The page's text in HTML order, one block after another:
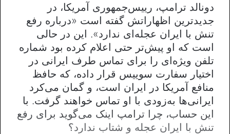
دونالد ترامپ، رییس‌جمهوری آمریکا، در
جدیدترین اظهاراتش گفته است «درباره رفع
تنش با ایران عجله‌ای ندارد». این در حالی
است که او پیش‌تر حتی اعلام کرده بود شماره
تلفن ویژه‌ای را برای تماس طرف ایرانی در
اختیار سفارت سوییس قرار داده، که حافظ
منافع آمریکا در ایران است، و گمان می‌کرد
ایرانی‌ها به‌زودی با او تماس خواهند گرفت. با
این حساب، چرا ترامپ اینک می‌گوید برای رفع
تنش با ایران عجله و شتاب ندارد؟